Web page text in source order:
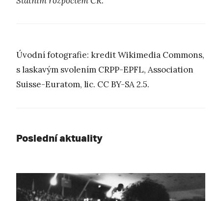
Úvodní fotografie: kredit Wikimedia Commons,
s laskavým svolením CRPP-EPFL, Association
Suisse-Euratom, lic. CC BY-SA 2.5.
Poslední aktuality